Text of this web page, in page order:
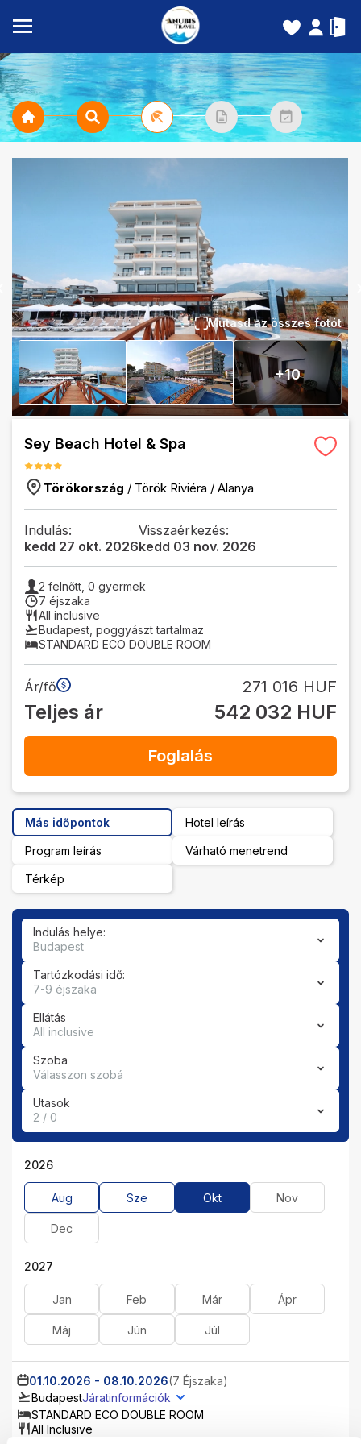
Mutasd az összes fotót
+10
Sey Beach Hotel & Spa
Törökország / Török Riviéra / Alanya
Indulás:
kedd 27 okt. 2026
Visszaérkezés:
kedd 03 nov. 2026
2 felnőtt, 0 gyermek
7 éjszaka
All inclusive
Budapest poggyászt tartalmaz
STANDARD ECO DOUBLE ROOM
Ár/fő 271 016 HUF
Teljes ár 542 032 HUF
Foglalás
Más időpontok Hotel leírás
Program leírás Várható menetrend
Térkép
Indulás helye:
Budapest
Tartózkodási idő:
7-9 éjszaka
Ellátás
All inclusive
Szoba
Válasszon szobá
Utasok
2 / 0
2026
Aug Sze Okt Nov
Dec
2027
Jan Feb Már Ápr
Máj Jún Júl
01.10.2026 - 08.10.2026(7 Éjszaka)
BudapestJáratinformációk
STANDARD ECO DOUBLE ROOM
All Inclusive